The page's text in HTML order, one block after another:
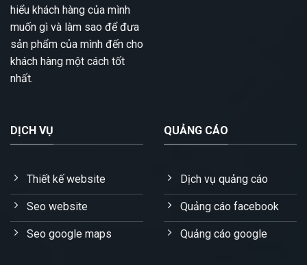
hiểu khách hàng của mình
muốn gì và làm sao để đưa
sản phẩm của mình đến cho
khách hàng một cách tốt
nhất.
DỊCH VỤ
Thiết kế website
Seo website
Seo google maps
QUẢNG CÁO
Dịch vụ quảng cáo
Quảng cáo facebook
Quảng cáo google